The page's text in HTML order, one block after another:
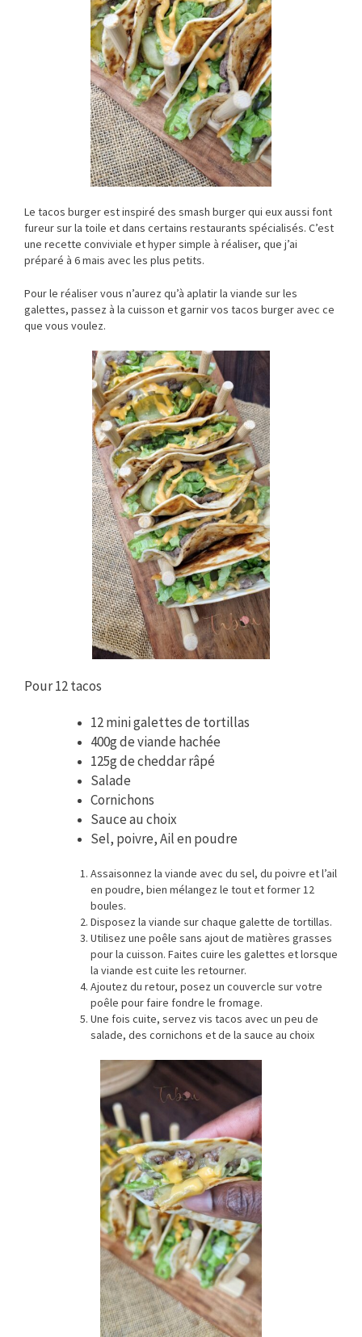
Le tacos burger est inspiré des smash burger qui eux aussi font
fureur sur la toile et dans certains restaurants spécialisés. C’est
une recette conviviale et hyper simple à réaliser, que j’ai
préparé à 6 mais avec les plus petits.
Pour le réaliser vous n’aurez qu’à aplatir la viande sur les
galettes, passez à la cuisson et garnir vos tacos burger avec ce
que vous voulez.
Pour 12 tacos
12 mini galettes de tortillas
400g de viande hachée
125g de cheddar râpé
Salade
Cornichons
Sauce au choix
Sel, poivre, Ail en poudre
Assaisonnez la viande avec du sel, du poivre et l’ail
en poudre, bien mélangez le tout et former 12
boules.
Disposez la viande sur chaque galette de tortillas.
Utilisez une poêle sans ajout de matières grasses
pour la cuisson. Faites cuire les galettes et lorsque
la viande est cuite les retourner.
Ajoutez du retour, posez un couvercle sur votre
poêle pour faire fondre le fromage.
Une fois cuite, servez vis tacos avec un peu de
salade, des cornichons et de la sauce au choix